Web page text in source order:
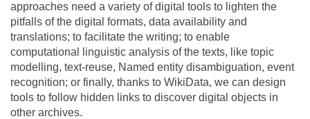
approaches need a variety of digital tools to lighten the
pitfalls of the digital formats, data availability and
translations; to facilitate the writing; to enable
computational linguistic analysis of the texts, like topic
modelling, text-reuse, Named entity disambiguation, event
recognition; or finally, thanks to WikiData, we can design
tools to follow hidden links to discover digital objects in
other archives.